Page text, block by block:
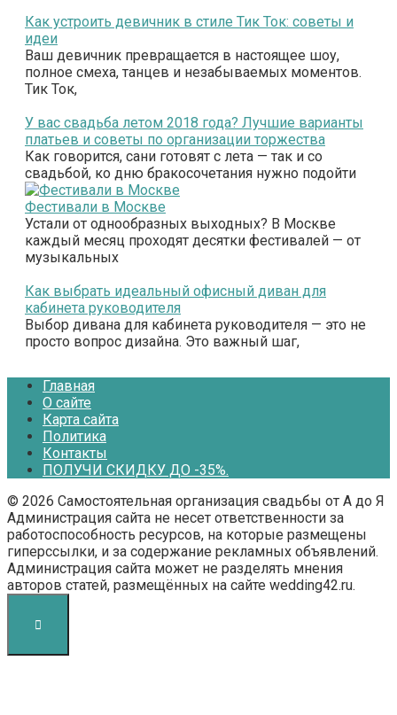
Как устроить девичник в стиле Тик Ток: советы и
идеи
Ваш девичник превращается в настоящее шоу,
полное смеха, танцев и незабываемых моментов.
Тик Ток,
У вас свадьба летом 2018 года? Лучшие варианты
платьев и советы по организации торжества
Как говорится, сани готовят с лета — так и со
свадьбой, ко дню бракосочетания нужно подойти
Фестивали в Москве
Устали от однообразных выходных? В Москве
каждый месяц проходят десятки фестивалей — от
музыкальных
Как выбрать идеальный офисный диван для
кабинета руководителя
Выбор дивана для кабинета руководителя — это не
просто вопрос дизайна. Это важный шаг,
Главная
О сайте
Карта сайта
Политика
Контакты
ПОЛУЧИ СКИДКУ ДО -35%.
© 2026 Самостоятельная организация свадьбы от А до Я
Администрация сайта не несет ответственности за
работоспособность ресурсов, на которые размещены
гиперссылки, и за содержание рекламных объявлений.
Администрация сайта может не разделять мнения
авторов статей, размещённых на сайте wedding42.ru.